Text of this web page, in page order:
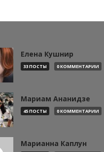
Елена Кушнир
33 ПОСТЫ 0 КОММЕНТАРИИ
Мариам Ананидзе
45 ПОСТЫ 0 КОММЕНТАРИИ
Марианна Каплун